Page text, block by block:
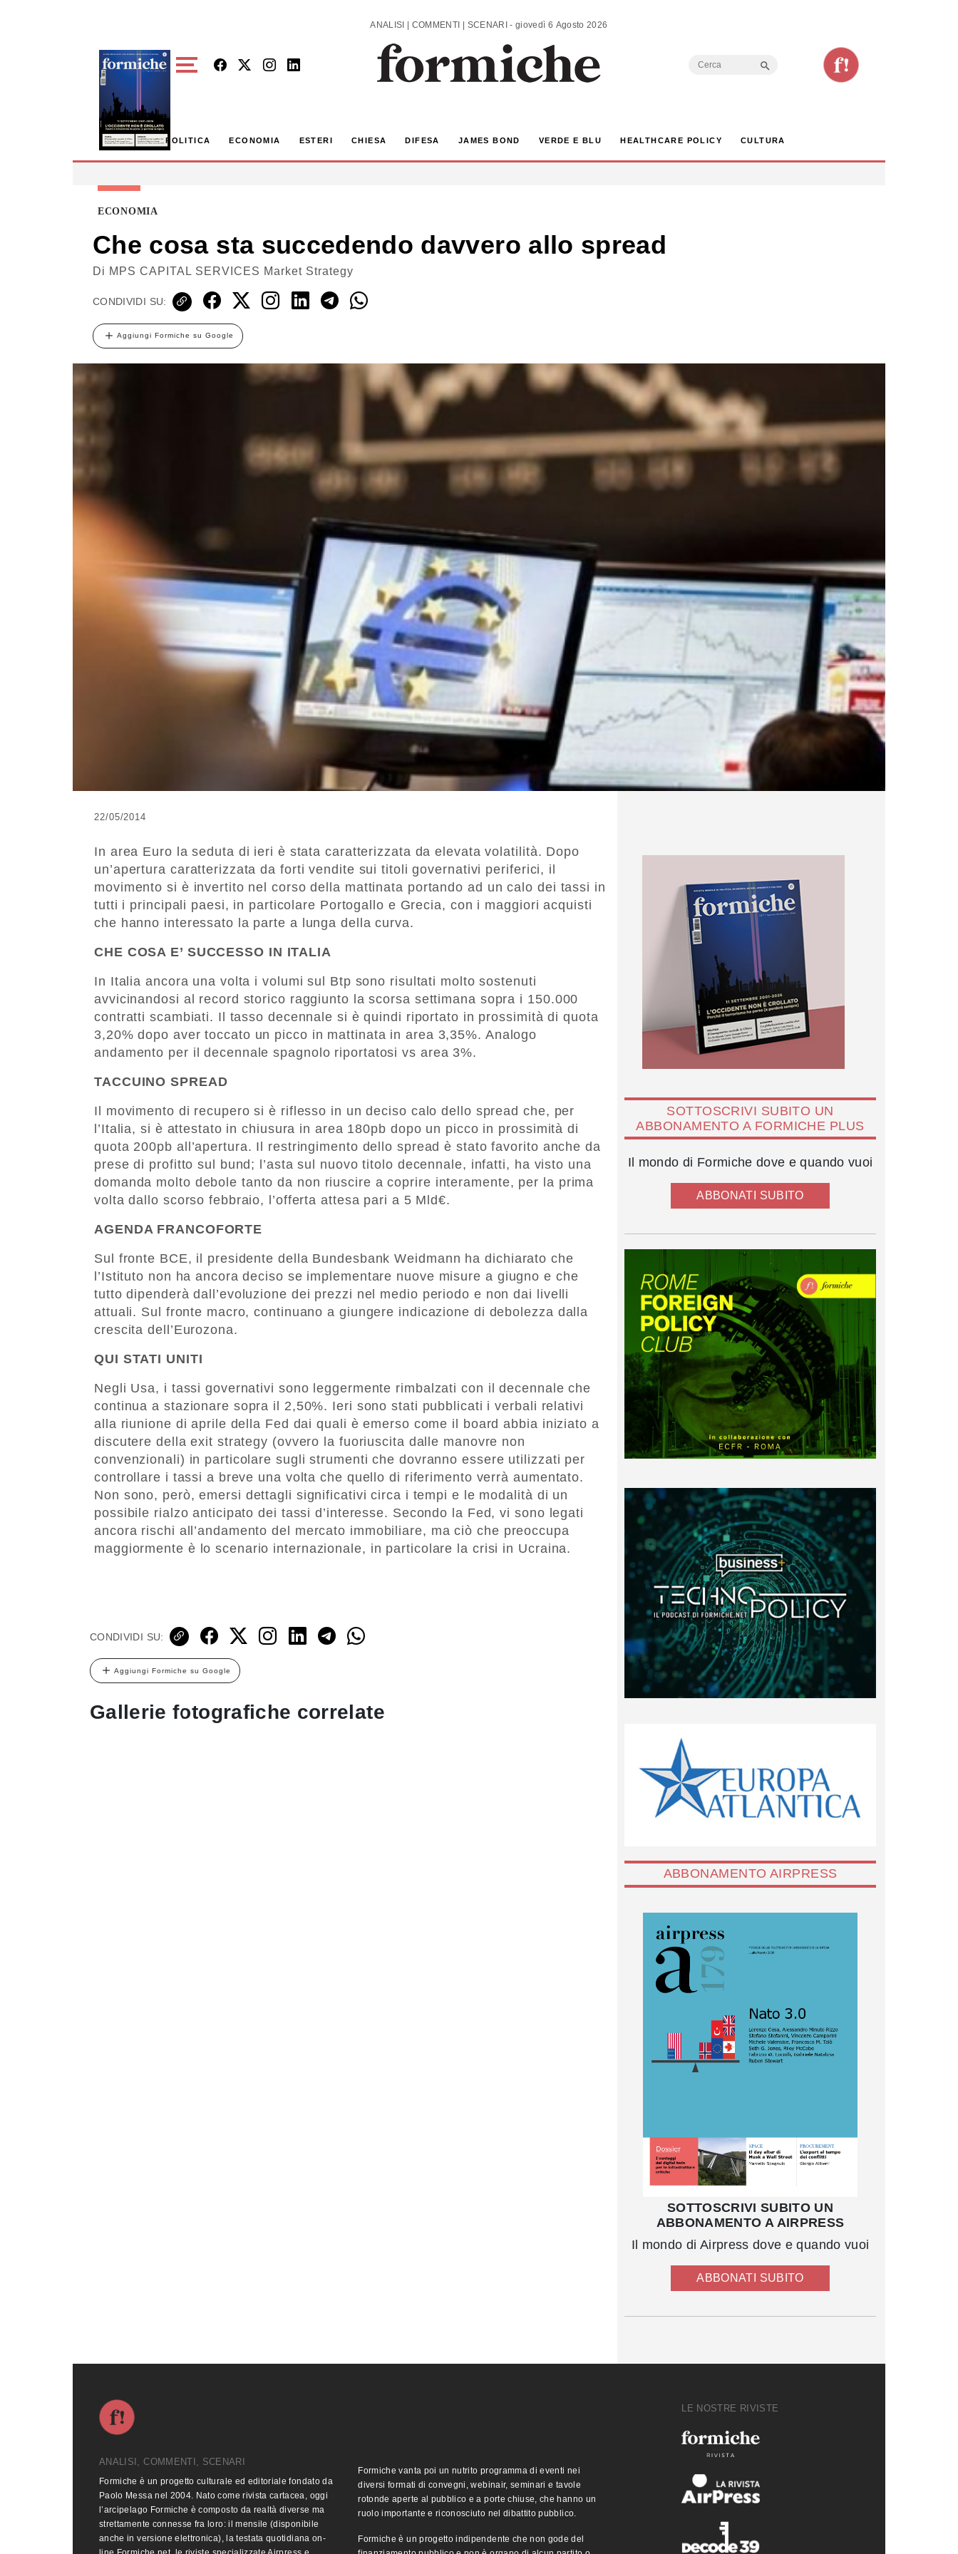
ANALISI | COMMENTI | SCENARI - giovedì 6 Agosto 2026
Search
POLITICA ECONOMIA ESTERI CHIESA DIFESA JAMES BOND VERDE E BLU HEALTHCARE POLICY CULTURA
ECONOMIA
Che cosa sta succedendo davvero allo spread
Di MPS CAPITAL SERVICES Market Strategy
CONDIVIDI SU:
Aggiungi Formiche su Google
22/05/2014
In area Euro la seduta di ieri è stata caratterizzata da elevata volatilità. Dopo
un’apertura caratterizzata da forti vendite sui titoli governativi periferici, il
movimento si è invertito nel corso della mattinata portando ad un calo dei tassi in
tutti i principali paesi, in particolare Portogallo e Grecia, con i maggiori acquisti
che hanno interessato la parte a lunga della curva.
CHE COSA E’ SUCCESSO IN ITALIA
In Italia ancora una volta i volumi sul Btp sono risultati molto sostenuti
avvicinandosi al record storico raggiunto la scorsa settimana sopra i 150.000
contratti scambiati. Il tasso decennale si è quindi riportato in prossimità di quota
3,20% dopo aver toccato un picco in mattinata in area 3,35%. Analogo
andamento per il decennale spagnolo riportatosi vs area 3%.
TACCUINO SPREAD
Il movimento di recupero si è riflesso in un deciso calo dello spread che, per
l’Italia, si è attestato in chiusura in area 180pb dopo un picco in prossimità di
quota 200pb all’apertura. Il restringimento dello spread è stato favorito anche da
prese di profitto sul bund; l’asta sul nuovo titolo decennale, infatti, ha visto una
domanda molto debole tanto da non riuscire a coprire interamente, per la prima
volta dallo scorso febbraio, l’offerta attesa pari a 5 Mld€.
AGENDA FRANCOFORTE
Sul fronte BCE, il presidente della Bundesbank Weidmann ha dichiarato che
l’Istituto non ha ancora deciso se implementare nuove misure a giugno e che
tutto dipenderà dall’evoluzione dei prezzi nel medio periodo e non dai livelli
attuali. Sul fronte macro, continuano a giungere indicazione di debolezza dalla
crescita dell’Eurozona.
QUI STATI UNITI
Negli Usa, i tassi governativi sono leggermente rimbalzati con il decennale che
continua a stazionare sopra il 2,50%. Ieri sono stati pubblicati i verbali relativi
alla riunione di aprile della Fed dai quali è emerso come il board abbia iniziato a
discutere della exit strategy (ovvero la fuoriuscita dalle manovre non
convenzionali) in particolare sugli strumenti che dovranno essere utilizzati per
controllare i tassi a breve una volta che quello di riferimento verrà aumentato.
Non sono, però, emersi dettagli significativi circa i tempi e le modalità di un
possibile rialzo anticipato dei tassi d’interesse. Secondo la Fed, vi sono legati
ancora rischi all’andamento del mercato immobiliare, ma ciò che preoccupa
maggiormente è lo scenario internazionale, in particolare la crisi in Ucraina.
CONDIVIDI SU:
Aggiungi Formiche su Google
Gallerie fotografiche correlate
SOTTOSCRIVI SUBITO UN
ABBONAMENTO A FORMICHE PLUS
Il mondo di Formiche dove e quando vuoi
ABBONATI SUBITO
ABBONAMENTO AIRPRESS
SOTTOSCRIVI SUBITO UN
ABBONAMENTO A AIRPRESS
Il mondo di Airpress dove e quando vuoi
ABBONATI SUBITO
ANALISI, COMMENTI, SCENARI
Formiche è un progetto culturale ed editoriale fondato da
Paolo Messa nel 2004. Nato come rivista cartacea, oggi
l’arcipelago Formiche è composto da realtà diverse ma
strettamente connesse fra loro: il mensile (disponibile
anche in versione elettronica), la testata quotidiana on-
Formiche vanta poi un nutrito programma di eventi nei
diversi formati di convegni, webinair, seminari e tavole
rotonde aperte al pubblico e a porte chiuse, che hanno un
ruolo importante e riconosciuto nel dibattito pubblico.
Formiche è un progetto indipendente che non gode del
LE NOSTRE RIVISTE